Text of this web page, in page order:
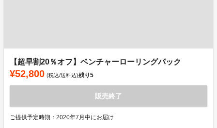
【超早割20％オフ】ベンチャーローリングパック
¥52,800 (税込/送料込)残り5
販売終了
ご提供予定時期：2020年7月中にお届け